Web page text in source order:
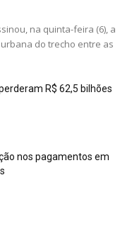
na quinta-feira (6), a
do trecho entre as
R$ 62,5 bilhões
nos pagamentos em